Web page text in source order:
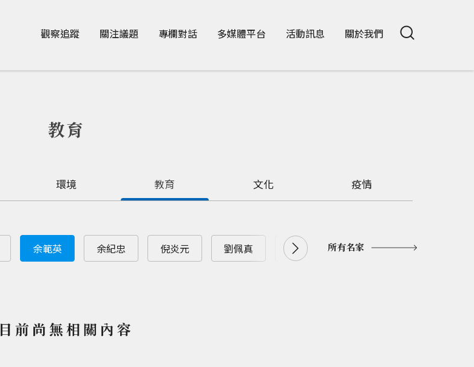
觀察追蹤 關注議題 專欄對話 多媒體平台 活動訊息 關於我們
教育
環境 教育 文化 疫情
余範英 余紀忠 倪炎元 劉佩真 劉兆漢 劉大年 劉憶如
所有名家
目前尚無相關內容